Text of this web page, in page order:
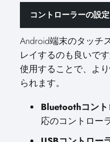
コントローラーの設
Android端末のタッチ
レイするのも良いです
使用することで、よ
られます。
Bluetoothコン
応のコントロー